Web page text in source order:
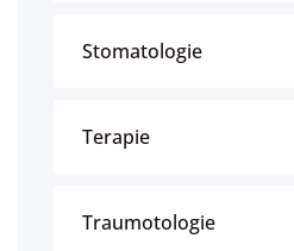
Stomatologie
Terapie
Traumotologie